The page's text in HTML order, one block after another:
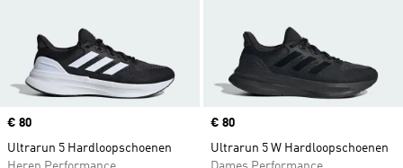
Price
€ 80
Ultrarun 5 Hardloopschoenen
Price
€ 80
Ultrarun 5 W Hardloopschoenen